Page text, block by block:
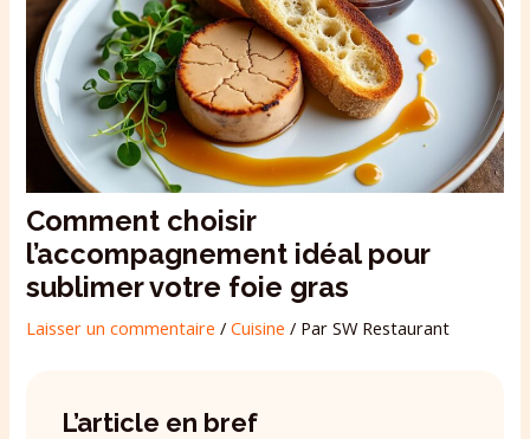
Comment choisir
l’accompagnement idéal pour
sublimer votre foie gras
Laisser un commentaire /Cuisine / ParSW Restaurant
L’article en bref